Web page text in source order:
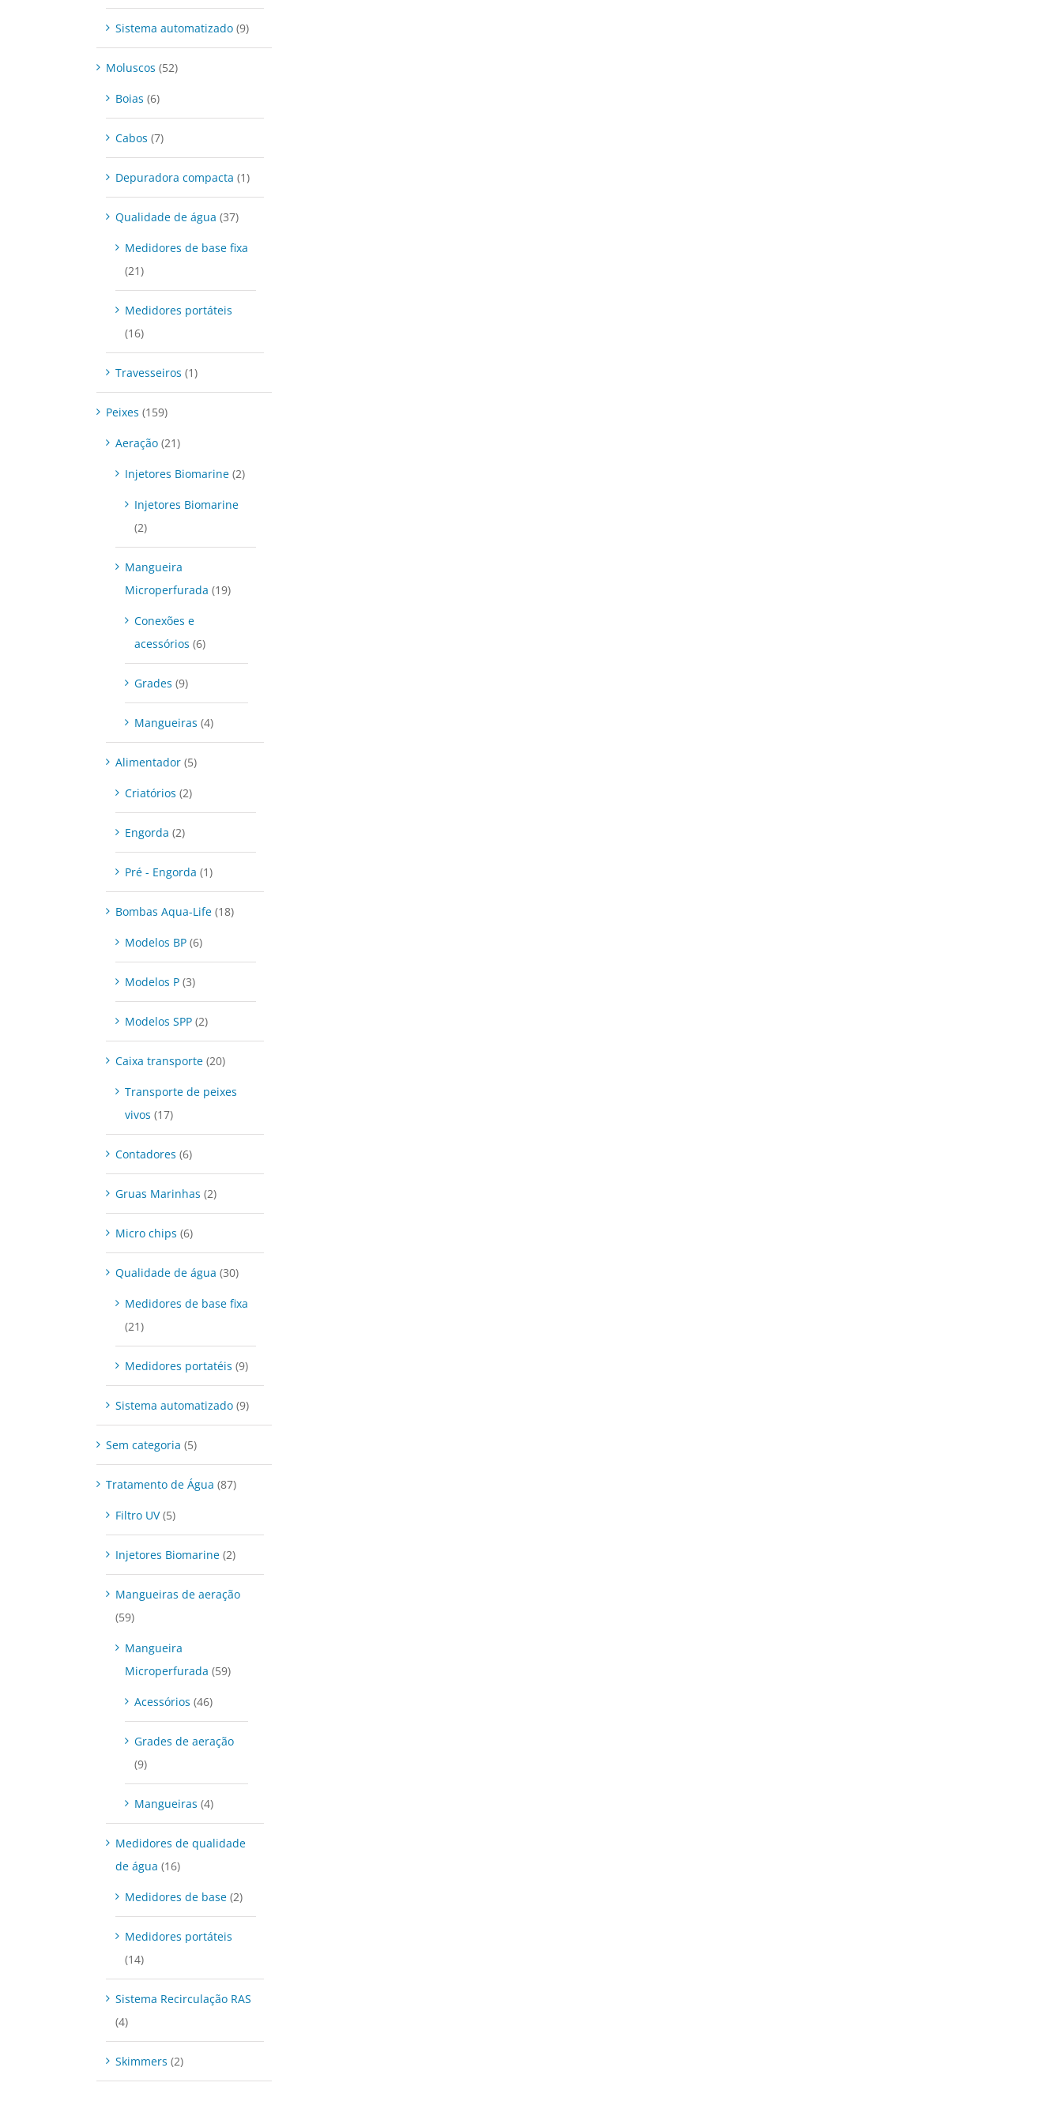
Sistema automatizado (9)
Moluscos (52)
Boias (6)
Cabos (7)
Depuradora compacta (1)
Qualidade de água (37)
Medidores de base fixa
(21)
Medidores portáteis
(16)
Travesseiros (1)
Peixes (159)
Aeração (21)
Injetores Biomarine (2)
Injetores Biomarine
(2)
Mangueira
Microperfurada (19)
Conexões e
acessórios (6)
Grades (9)
Mangueiras (4)
Alimentador (5)
Criatórios (2)
Engorda (2)
Pré - Engorda (1)
Bombas Aqua-Life (18)
Modelos BP (6)
Modelos P (3)
Modelos SPP (2)
Caixa transporte (20)
Transporte de peixes
vivos (17)
Contadores (6)
Gruas Marinhas (2)
Micro chips (6)
Qualidade de água (30)
Medidores de base fixa
(21)
Medidores portatéis (9)
Sistema automatizado (9)
Sem categoria (5)
Tratamento de Água (87)
Filtro UV (5)
Injetores Biomarine (2)
Mangueiras de aeração
(59)
Mangueira
Microperfurada (59)
Acessórios (46)
Grades de aeração
(9)
Mangueiras (4)
Medidores de qualidade
de água (16)
Medidores de base (2)
Medidores portáteis
(14)
Sistema Recirculação RAS
(4)
Skimmers (2)